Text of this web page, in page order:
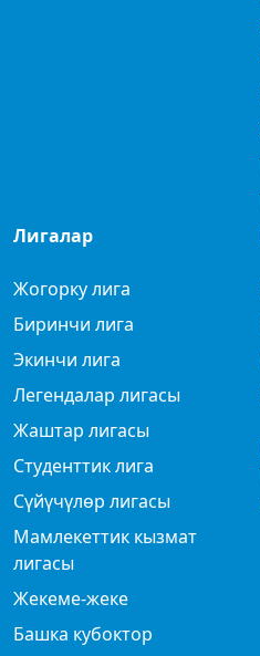
Лигалар
Жогорку лига
Биринчи лига
Экинчи лига
Легендалар лигасы
Жаштар лигасы
Студенттик лига
Сүйүчүлөр лигасы
Мамлекеттик кызмат
лигасы
Жекеме-жеке
Башка кубоктор